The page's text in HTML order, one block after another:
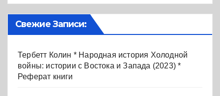
Свежие Записи:
Тербетт Колин * Народная история Холодной
войны: истории с Востока и Запада (2023) *
Реферат книги